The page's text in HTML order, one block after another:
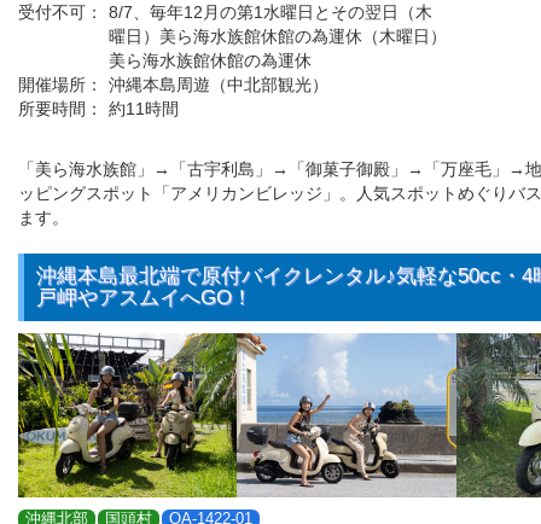
受付不可：
8/7、毎年12月の第1水曜日とその翌日（木
曜日）美ら海水族館休館の為運休（木曜日）
美ら海水族館休館の為運休
開催場所：
沖縄本島周遊（中北部観光）
所要時間：
約11時間
「美ら海水族館」→「古宇利島」→「御菓子御殿」→「万座毛」→
ッピングスポット「アメリカンビレッジ」。人気スポットめぐりバ
ます。
沖縄本島最北端で原付バイクレンタル♪気軽な50cc・4
戸岬やアスムイへGO！
沖縄北部 国頭村 OA-1422-01